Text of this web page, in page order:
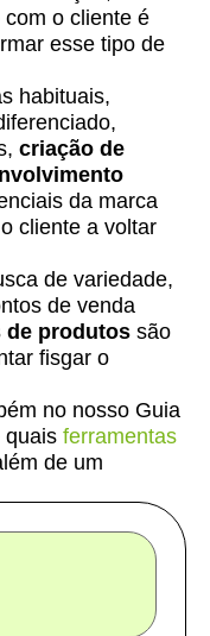
o cliente é
esse tipo de
habituais,
criação de
da marca
cliente a voltar
de variedade,
de venda
de produtos são
fisgar o
no nosso Guia
quais ferramentas
de um